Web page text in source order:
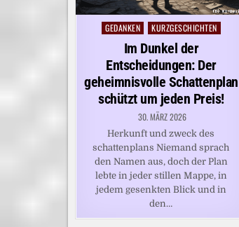
Posted
GEDANKEN KURZGESCHICHTEN
Im Dunkel der
Entscheidungen: Der
geheimnisvolle Schattenplan
schützt um jeden Preis!
30. MÄRZ 2026
Herkunft und zweck des
schattenplans Niemand sprach
den Namen aus, doch der Plan
lebte in jeder stillen Mappe, in
jedem gesenkten Blick und in
den…